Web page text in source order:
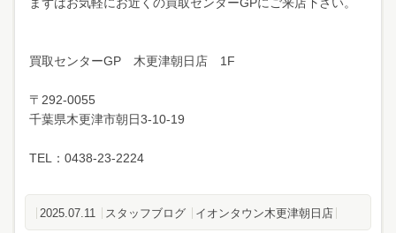
買取センターGP 木更津朝日店 1F
〒292-0055
千葉県木更津市朝日3-10-19
TEL：0438-23-2224
2025.07.11 スタッフブログ イオンタウン木更津朝日店